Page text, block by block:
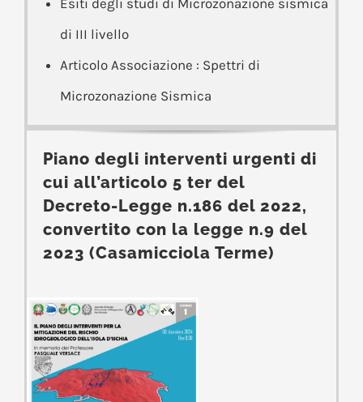
di III livello
Articolo Associazione : Spettri di
Microzonazione Sismica
Piano degli interventi urgenti di
cui all’articolo 5 ter del
Decreto-Legge n.186 del 2022,
convertito con la legge n.9 del
2023 (Casamicciola Terme)